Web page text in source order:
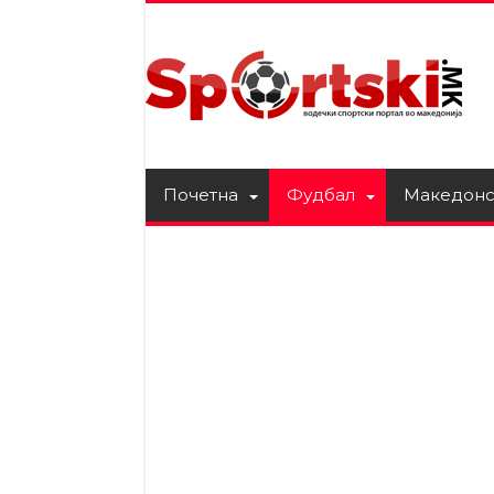
Почетна Фудбал